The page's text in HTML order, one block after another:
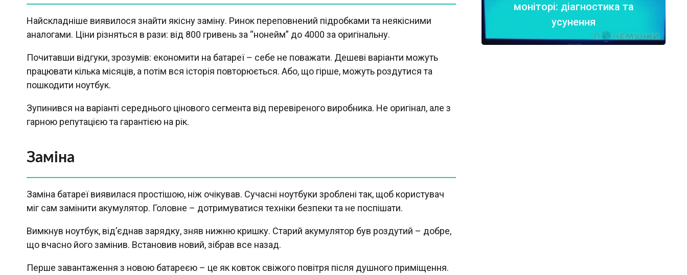
Найскладніше виявилося знайти якісну заміну. Ринок переповнений підробками та неякісними
аналогами. Ціни різняться в рази: від 800 гривень за “нонейм” до 4000 за оригінальну.
Почитавши відгуки, зрозумів: економити на батареї – себе не поважати. Дешеві варіанти можуть
працювати кілька місяців, а потім вся історія повторюється. Або, що гірше, можуть роздутися та
пошкодити ноутбук.
Зупинився на варіанті середнього цінового сегмента від перевіреного виробника. Не оригінал, але з
гарною репутацією та гарантією на рік.
Заміна
Заміна батареї виявилася простішою, ніж очікував. Сучасні ноутбуки зроблені так, щоб користувач
міг сам замінити акумулятор. Головне – дотримуватися техніки безпеки та не поспішати.
Вимкнув ноутбук, від’єднав зарядку, зняв нижню кришку. Старий акумулятор був роздутий – добре,
що вчасно його замінив. Встановив новий, зібрав все назад.
Перше завантаження з новою батареєю – це як ковток свіжого повітря після душного приміщення.
моніторі: діагностика та
усунення